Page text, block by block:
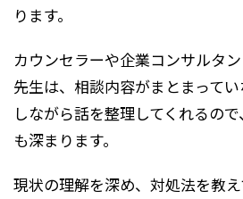
ります。
カウンセラーや企業コンサルタ
先生は、相談内容がまとまって
しながら話を整理してくれるの
も深まります。
現状の理解を深め、対処法を教